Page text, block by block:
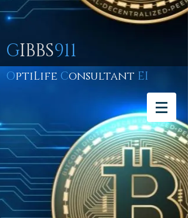
GIBBS911
OptiLife Consultant EI